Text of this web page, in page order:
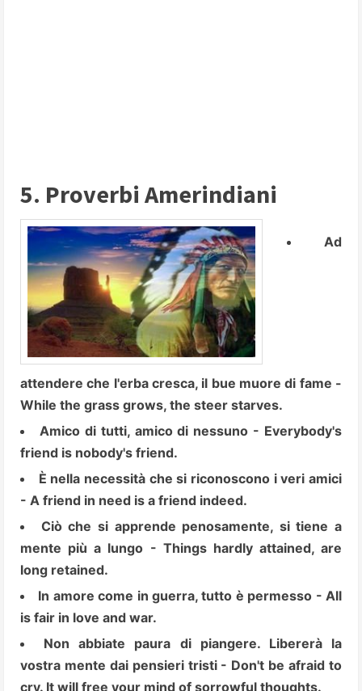
5. Proverbi Amerindiani
Ad
attendere che l'erba cresca, il bue muore di fame -
While the grass grows, the steer starves.
Amico di tutti, amico di nessuno - Everybody's
friend is nobody's friend.
È nella necessità che si riconoscono i veri amici
- A friend in need is a friend indeed.
Ciò che si apprende penosamente, si tiene a
mente più a lungo - Things hardly attained, are
long retained.
In amore come in guerra, tutto è permesso - All
is fair in love and war.
Non abbiate paura di piangere. Libererà la
vostra mente dai pensieri tristi - Don't be afraid to
cry. It will free your mind of sorrowful thoughts.